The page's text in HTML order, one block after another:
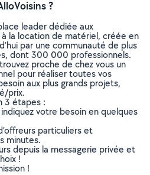
?
leader dédiée aux
la location de matériel, créée en
par une communauté de plus
dont 300 000 professionnels.
proche de chez vous un
pour réaliser toutes vos
aux plus grands projets,
prix.
3 étapes :
votre besoin en quelques
particuliers et
minutes.
depuis la messagerie privée et
!
!